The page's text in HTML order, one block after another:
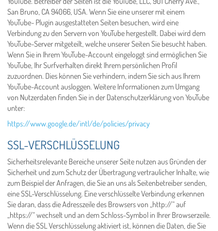
San Bruno, CA 94066, USA. Wenn Sie eine unserer mit einem
YouTube- Plugin ausgestatteten Seiten besuchen, wird eine
Verbindung zu den Servern von YouTube hergestellt. Dabei wird dem
YouTube-Server mitgeteilt, welche unserer Seiten Sie besucht haben.
Wenn Sie in Ihrem YouTube-Account eingeloggt sind ermöglichen Sie
YouTube, Ihr Surfverhalten direkt Ihrem persönlichen Profil
zuzuordnen. Dies können Sie verhindern, indem Sie sich aus Ihrem
YouTube-Account ausloggen. Weitere Informationen zum Umgang
von Nutzerdaten finden Sie in der Datenschutzerklärung von YouTube
unter:
https://www.google.de/intl/de/policies/privacy
SSL-VERSCHLÜSSELUNG
Sicherheitsrelevante Bereiche unserer Seite nutzen aus Gründen der
Sicherheit und zum Schutz der Übertragung vertraulicher Inhalte, wie
zum Beispiel der Anfragen, die Sie an uns als Seitenbetreiber senden,
eine SSL-Verschlüsselung. Eine verschlüsselte Verbindung erkennen
Sie daran, dass die Adresszeile des Browsers von „http://“ auf
„https://“ wechselt und an dem Schloss-Symbol in Ihrer Browserzeile.
Wenn die SSL Verschlüsselung aktiviert ist, können die Daten, die Sie